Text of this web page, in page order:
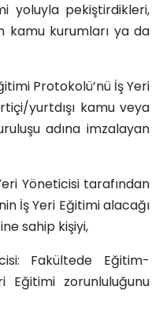
yoluyla pekiştirdikleri,
kurumları ya da
Protokolü’nü İş Yeri
yurtdışı kamu veya
adına imzalayan
Yöneticisi tarafından
İş Yeri Eğitimi alacağı
sahip kişiyi,
Fakültede Eğitim-
zorunluluğunu